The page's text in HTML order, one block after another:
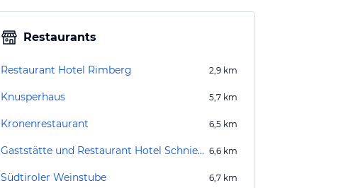
Restaurants
Restaurant Hotel Rimberg 2,9 km
Knusperhaus 5,7 km
Kronenrestaurant 6,5 km
Gaststätte und Restaurant Hotel Schniederjost 6,6 km
Südtiroler Weinstube 6,7 km